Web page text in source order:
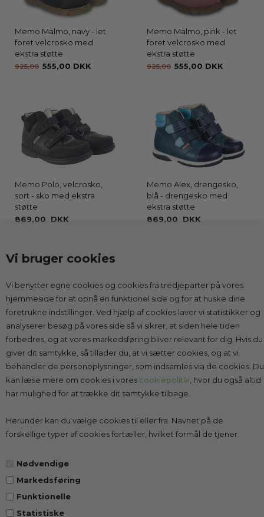
Vi bruger cookies
Vi benytter egne cookies og cookies fra tredjeparter på vores
hjemmeside for at opnå en funktionel side og for at huske dine
foretrukne indstillinger. Ved hjælp af cookies laver vi statistikker og
analyserer besøg på vores side så vi sikrer, at siden hele tiden
forbedres, og at vores markedsføring bliver relevant for dig. Hvis du
giver dit samtykke, så tillader du, at vi sætter cookies, og at vi
behandler de personoplysninger, som indsamles via de cookies. Du
kan læse mere om cookies i vores cookiepolitik, hvor du også altid
har mulighed for at trække dit samtykke tilbage.
Herunder kan du vælge cookies til eller fra. Navnet på de
forskellige typer af cookies fortæller, hvilket formål de tjener.
Nødvendige
Markedsføring
Funktionelle
Statistiske
Memo Malmo, navy - let
foret velcrosko med
ekstra støtte
925,00 555,00 DKK
Memo Malmo, pink - let
foret velcrosko med
ekstra støtte
925,00 555,00 DKK
Memo Polo, velcrosko,
sort - sko med ekstra
støtte
869,00 DKK
Memo Alex, drengesko,
blå - drengesko med
ekstra støtte
869,00 DKK
Kontakt
Godesko.dk
v/Malle & Co
Solrød Byvej 15
2680 Solrød Strand
CVR 27998623
Tlf.: 2268 7595 (Man-Fre kl. 10-14)
Kundeservice@godesko.dk
Top-kategorier